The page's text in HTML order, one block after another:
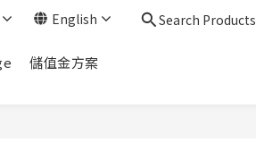
English Search Products
儲值金方案